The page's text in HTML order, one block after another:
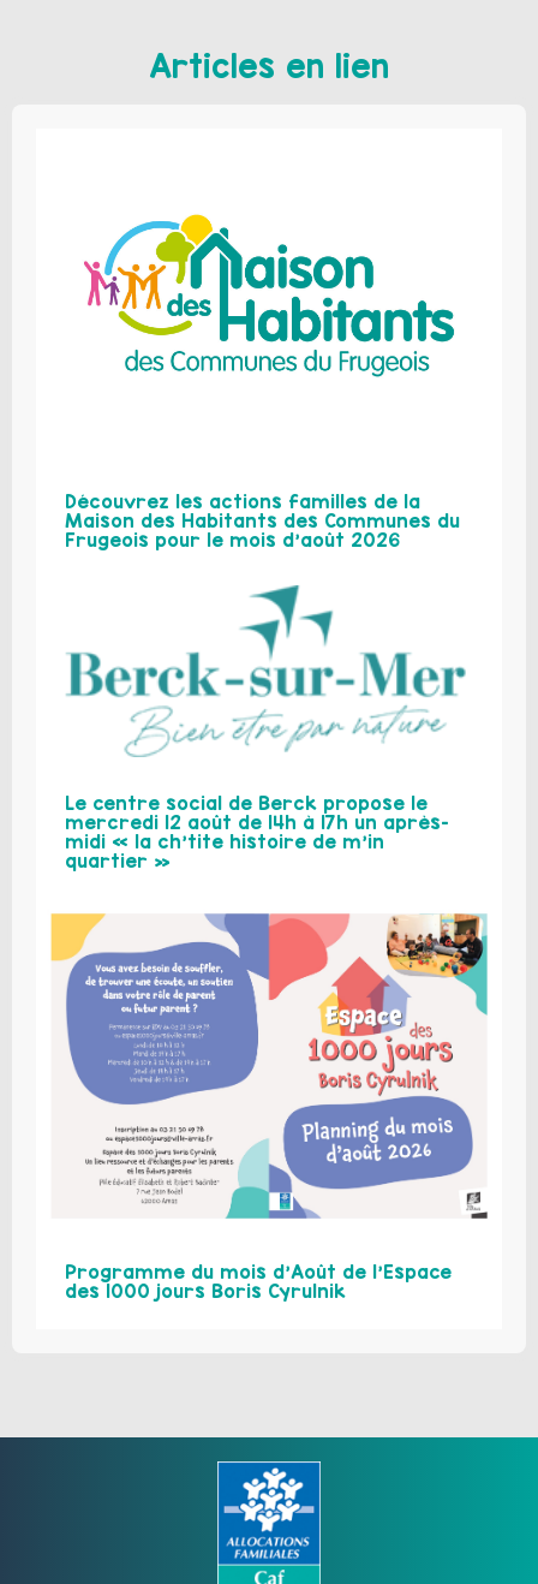
Articles en lien
Découvrez les actions familles de la
Maison des Habitants des Communes du
Frugeois pour le mois d’août 2026
Le centre social de Berck propose le
mercredi 12 août de 14h à 17h un après-
midi « la ch’tite histoire de m’in
quartier »
Programme du mois d’Août de l’Espace
des 1000 jours Boris Cyrulnik